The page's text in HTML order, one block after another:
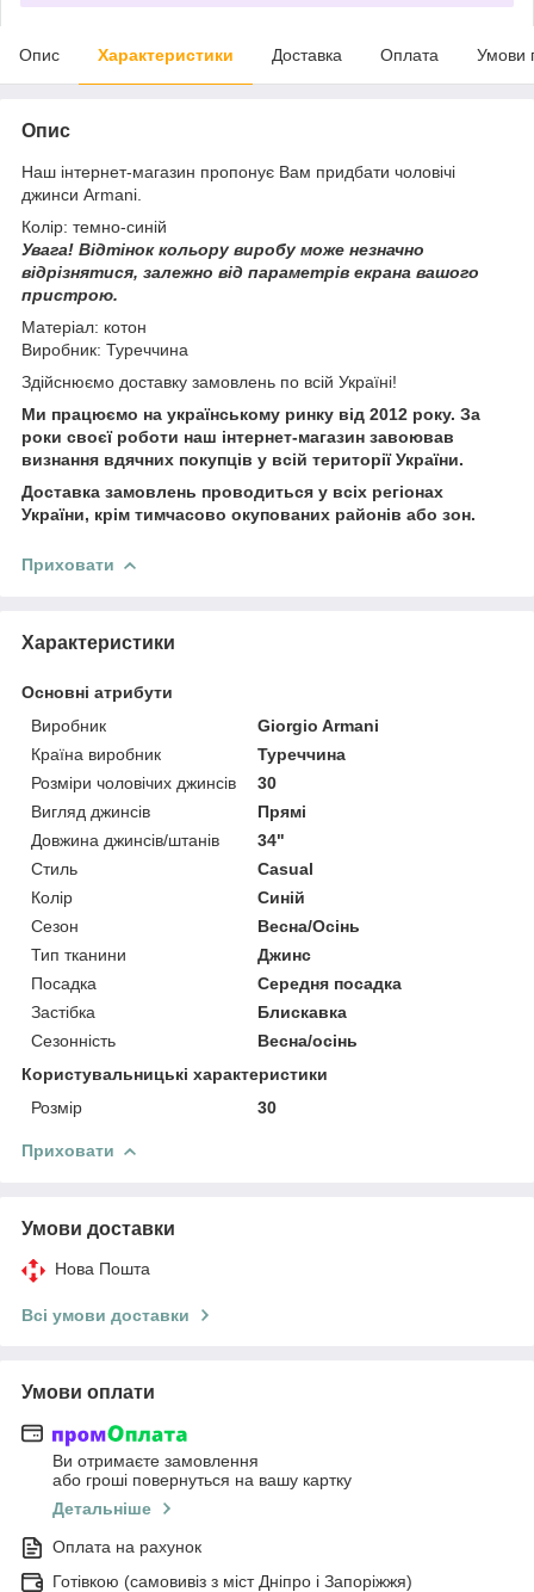
Опис Характеристики Доставка Оплата Умови
Опис
Наш інтернет-магазин пропонує Вам придбати чоловічі
джинси Armani.
Колір: темно-синій
Увага! Відтінок кольору виробу може незначно
відрізнятися, залежно від параметрів екрана вашого
пристрою.
Матеріал: котон
Виробник: Туреччина
Здійснюємо доставку замовлень по всій Україні!
Ми працюємо на українському ринку від 2012 року. За
роки своєї роботи наш інтернет-магазин завоював
визнання вдячних покупців у всій території України.
Доставка замовлень проводиться у всіх регіонах
України, крім тимчасово окупованих районів або зон.
Приховати
Характеристики
Основні атрибути
Виробник
Giorgio Armani
Країна виробник
Туреччина
Розміри чоловічих джинсів
30
Вигляд джинсів
Прямі
Довжина джинсів/штанів
34"
Стиль
Casual
Колір
Синій
Сезон
Весна/Осінь
Тип тканини
Джинс
Посадка
Середня посадка
Застібка
Блискавка
Сезонність
Весна/осінь
Користувальницькі характеристики
Розмір
30
Приховати
Умови доставки
Нова Пошта
Всі умови доставки
Умови оплати
Ви отримаєте замовлення
або гроші повернуться на вашу картку
Детальніше
Оплата на рахунок
Готівкою (самовивіз з міст Дніпро і Запоріжжя)